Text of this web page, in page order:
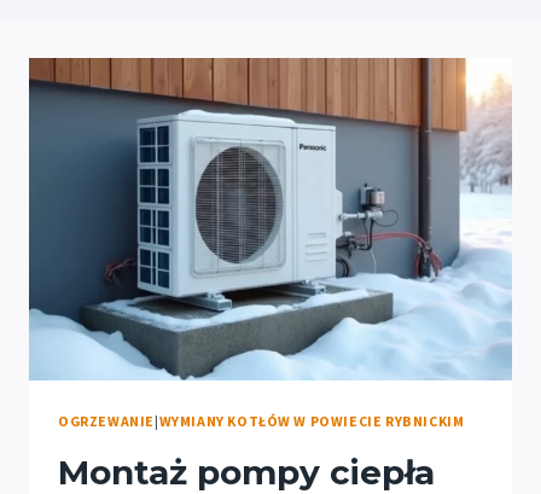
OGRZEWANIE |WYMIANY KOTŁÓW W POWIECIE RYBNICKIM
Montaż pompy ciepła